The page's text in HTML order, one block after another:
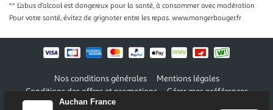
Auchan France
** L’abus d’alcool est dangereux pour la santé, à consommer avec modération
Pour votre santé, évitez de grignoter entre les repas. www.mangerbouger.fr
Nos conditions générales
Mentions légales
Conditions des offres et promotions
Gérer mes préférences
Politique de confidentialité